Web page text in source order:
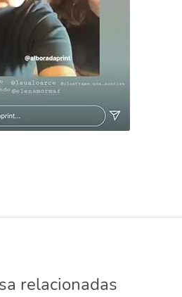
relacionadas